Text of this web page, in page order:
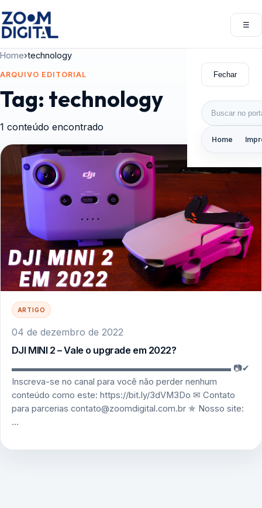
☰
Fechar
Buscar por:
Home
Home›technology
ARQUIVO EDITORIAL
Tag: technology
1 conteúdo encontrado
ARTIGO
04 de dezembro de 2022
DJI MINI 2 – Vale o upgrade em 2022?
▬▬▬▬▬▬▬▬▬▬▬▬▬▬▬▬▬▬▬▬▬▬▬▬▬ 📷✔
Inscreva-se no canal para você não perder nenhum
conteúdo como este: https://bit.ly/3dVM3Do ✉ Contato
para parcerias contato@zoomdigital.com.br ✯ Nosso site:
…